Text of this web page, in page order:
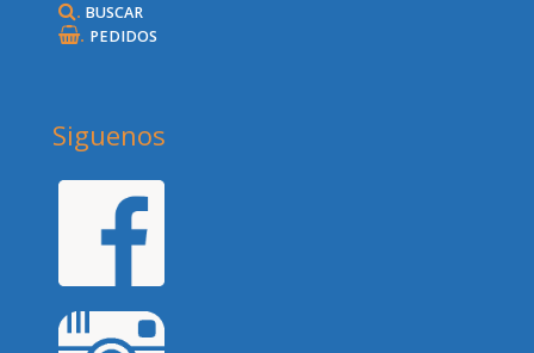
BUSCAR
. PEDIDOS
Siguenos